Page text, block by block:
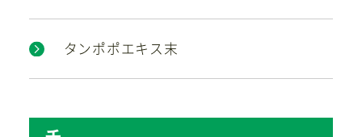
タンポポエキス末